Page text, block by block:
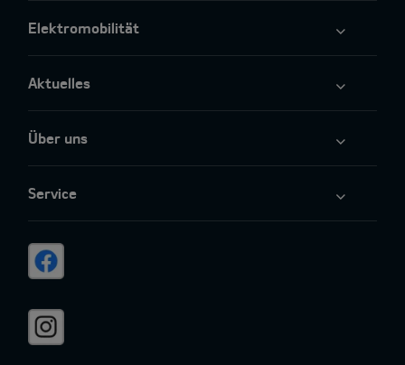
Elektromobilität
Aktuelles
Über uns
Service